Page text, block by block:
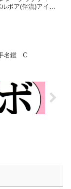
ボア(伴流)アイリ
名鑑 C